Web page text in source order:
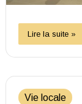
Lire la suite »
Vie locale